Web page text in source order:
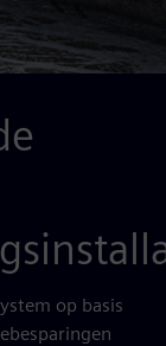
op basis